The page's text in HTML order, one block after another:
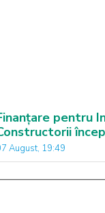
pentru
August, 19:49